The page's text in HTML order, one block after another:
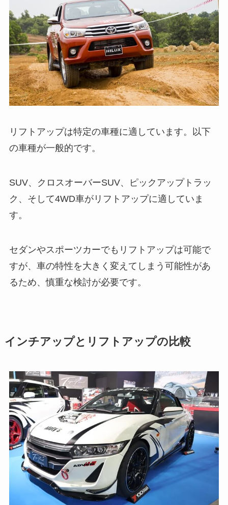
リフトアップは特定の車種に適しています。以下
の車種が一般的です。
SUV、クロスオーバーSUV、ピックアップトラッ
ク、そして4WD車がリフトアップに適していま
す。
セダンやスポーツカーでもリフトアップは可能で
すが、車の特性を大きく変えてしまう可能性があ
るため、慎重な検討が必要です。
インチアップとリフトアップの比較